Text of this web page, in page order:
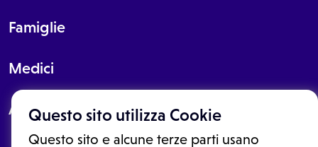
Questo sito utilizza Cookie
Questo sito e alcune terze parti usano
Famiglie
Medici
About